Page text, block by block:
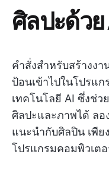
ศิลปะด้วย
คำสั่งสำหรับสร้างง
ป้อนเข้าไปในโปรแ
เทคโนโลยี AI ซึ่งช่ว
ศิลปะและภาพได้ ล
แนะนำกับศิลปิน เพี
โปรแกรมคอมพิวเต